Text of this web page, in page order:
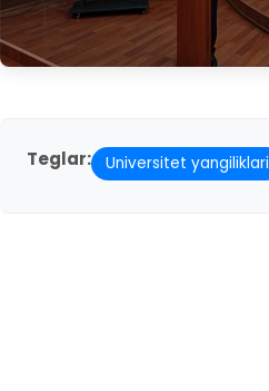
Teglar: Universitet yangiliklari